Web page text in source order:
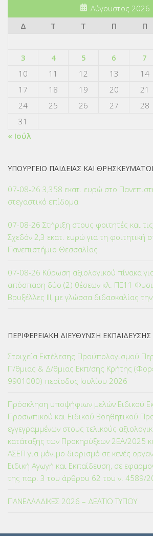
Αύγουστος 2026
Δ
Τ Τ Π Π
3
4 5 6 7
10
11 12 13 14
17
18 19 20 21
24
25 26 27 28
31
« Ιούλ
ΥΠΟΥΡΓΕΙΟ ΠΑΙΔΕΙΑΣ ΚΑΙ
07-08-26 3,358 εκατ. ευρώ στο
στεγαστικό επίδομα
07-08-26 Στήριξη στους φοιτητές και
Σχεδόν 2,3 εκατ. ευρώ για τη φοιτητική
Πανεπιστήμιο Θεσσαλίας
07-08-26 Κύρωση αξιολογικού πίνακα
απόσπαση δύο (2) θέσεων κλ. ΠΕ11
Βρυξέλλες ΙΙΙ, με γλώσσα διδασκαλίας
ΠΕΡΙΦΕΡΕΙΑΚΗ ΔΙΕΥΘΥΝΣΗ
Στοιχεία Εκτέλεσης Προϋπολογισμού
Π/θμιας & Δ/θμιας Εκπ/σης Κρήτης
9901000) περίοδος Ιουλίου 2026
Πρόσκληση υποψήφιων μελών Ειδικού
Προσωπικού και Ειδικού Βοηθητικού
εγγεγραμμένων στους τελικούς
κατάταξης των Προκηρύξεων 2ΕΑ/2025
ΑΣΕΠ για μόνιμο διορισμό σε κενές
Ειδική Αγωγή και Εκπαίδευση, σε
της παρ. 3 του άρθρου 62 του ν. 4589/
ΠΑΝΕΛΛΑΔΙΚΕΣ 2026 – ΔΕΛΤΙΟ ΤΥΠΟΥ